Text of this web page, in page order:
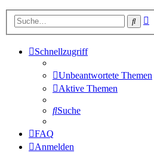
Suche
Schnellzugriff
Unbeantwortete Themen
Aktive Themen
Suche
FAQ
Anmelden